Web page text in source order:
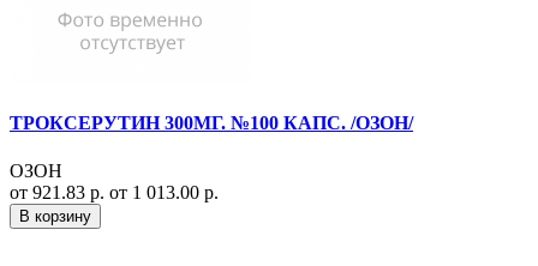
ТРОКСЕРУТИН 300МГ. №100 КАПС. /ОЗОН/
ОЗОН
от 921.83 р. от 1 013.00 р.
В корзину